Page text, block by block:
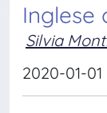
Inglese
Silvia
2020-01-01